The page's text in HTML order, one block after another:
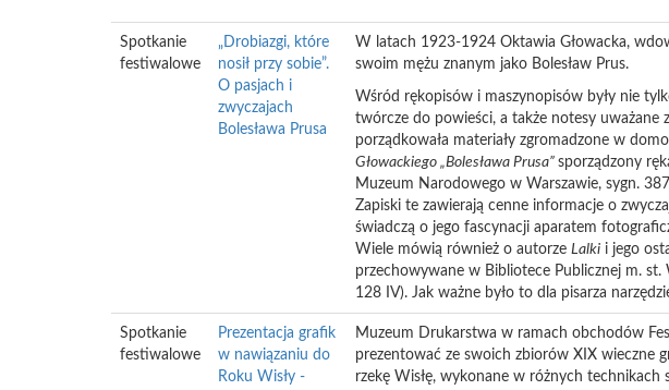
Spotkanie
festiwalowe
„Drobiazgi, które
nosił przy sobie”.
O pasjach i
zwyczajach
Bolesława Prusa
W latach 1923-1924 Oktawia Głowacka,
swoim mężu znanym jako Bolesław Prus.
Wśród rękopisów i maszynopisów były nie
twórcze do powieści, a także notesy uważane
porządkowała materiały zgromadzone w
Głowackiego „Bolesława Prusa” sporządzony
Muzeum Narodowego w Warszawie, sygn.
Zapiski te zawierają cenne informacje o
świadczą o jego fascynacji aparatem
Wiele mówią również o autorze Lalki i jego
przechowywane w Bibliotece Publicznej m. st.
128 IV). Jak ważne było to dla pisarza
Spotkanie
festiwalowe
Prezentacja grafik
w nawiązaniu do
Roku Wisły -
Muzeum Drukarstwa w ramach obchodów
prezentować ze swoich zbiorów XIX wieczne
rzekę Wisłę, wykonane w różnych